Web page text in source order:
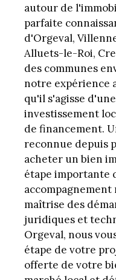
autour de
parfaite
d'Orgeval,
Alluets-le-Roi,
des communes
notre expérience
qu'il s'agisse
investissement
de financement.
reconnue depuis
acheter un bien
étape importante
maîtrise des
juridiques et
Orgeval, nous
étape de votre
offerte de votre